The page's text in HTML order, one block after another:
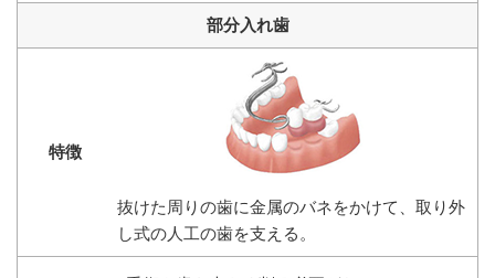
部分入れ歯
抜けた周りの歯に金属のバネをかけて、取り外
し式の人工の歯を支える。